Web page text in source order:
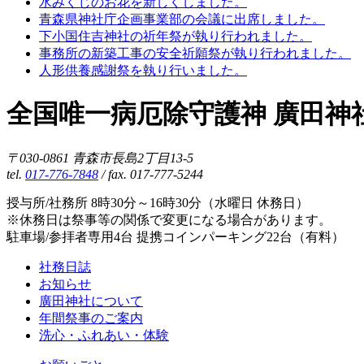
青森県神社庁企画事業部の会議に出席しました。
下小国住吉神社の祈年祭が執り行われました。
事務所の新築工事の安全祈願祭が執り行われました。
人形供養感謝祭を執り行いました。
全国唯一病厄除守護神 廣田神
〒030-0861 青森市長島2丁目13-5
tel. 017-776-7848 / fax. 017-777-5244
授与所/社務所 8時30分～16時30分（水曜日 休務日）
※休務日は祭事等の関係で変更になる場合があります。
駐車場/参拝者専用4台 提携コインパーキング22台（有料）
社務日誌
お知らせ
廣田神社について
年間祭事のご案内
洗心・ふれあい・体験